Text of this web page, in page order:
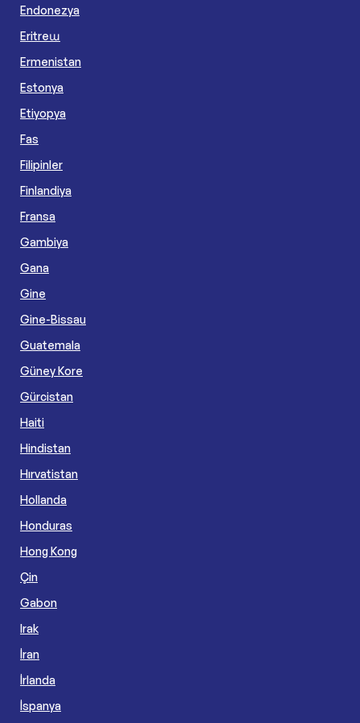
Endonezya
Eritreա
Ermenistan
Estonya
Etiyopya
Fas
Filipinler
Finlandiya
Fransa
Gambiya
Gana
Gine
Gine-Bissau
Guatemala
Güney Kore
Gürcistan
Haiti
Hindistan
Hırvatistan
Hollanda
Honduras
Hong Kong
Çin
Gabon
Irak
İran
İrlanda
İspanya